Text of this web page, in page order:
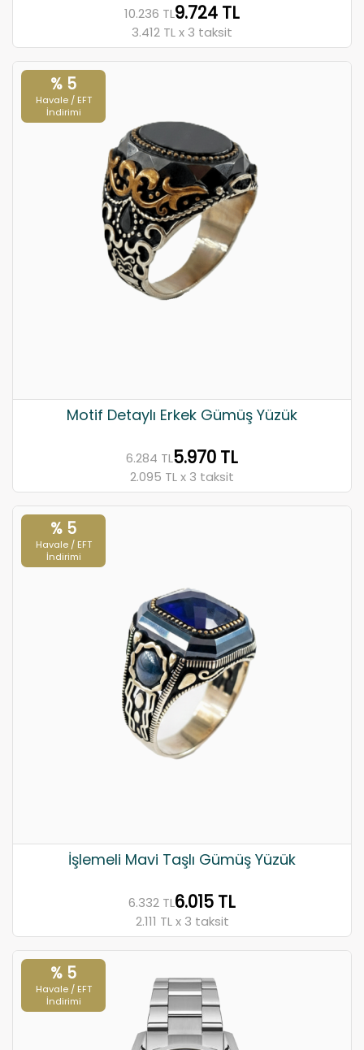
10.236 TL9.724 TL
3.412 TL x 3 taksit
% 5
Havale / EFT
İndirimi
Motif Detaylı Erkek Gümüş Yüzük
6.284 TL5.970 TL
2.095 TL x 3 taksit
% 5
Havale / EFT
İndirimi
İşlemeli Mavi Taşlı Gümüş Yüzük
6.332 TL6.015 TL
2.111 TL x 3 taksit
% 5
Havale / EFT
İndirimi